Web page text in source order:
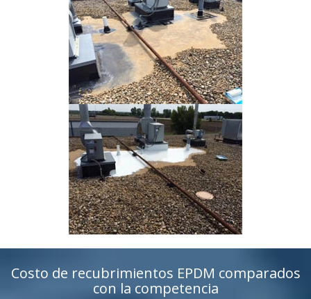
Costo de recubrimientos EPDM comparados
con la competencia